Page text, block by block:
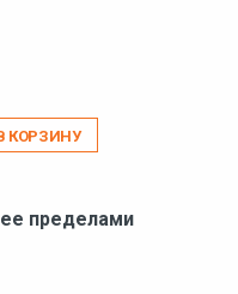
КОРЗИНУ
пределами